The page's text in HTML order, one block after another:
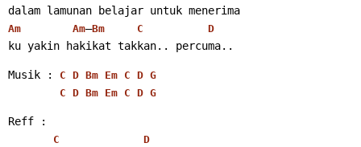
dalam lamunan belajar untuk menerima
Am Am–Bm C D
ku yakin hakikat takkan.. percuma..
Musik : C D Bm Em C D G
C D Bm Em C D G
Reff :
C D